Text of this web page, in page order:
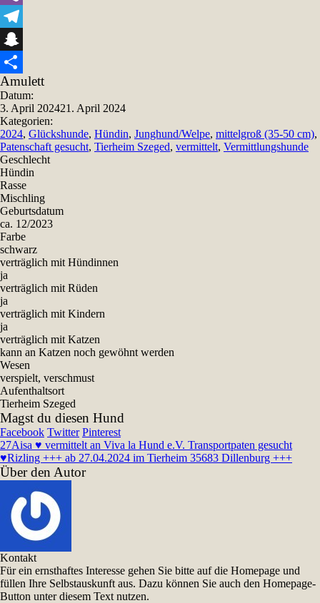
Viber
Telegram
Snapchat
Teilen
Amulett
Datum:
3. April 202421. April 2024
Kategorien:
2024, Glückshunde, Hündin, Junghund/Welpe, mittelgroß (35-50 cm),
Patenschaft gesucht, Tierheim Szeged, vermittelt, Vermittlungshunde
Geschlecht
Hündin
Rasse
Mischling
Geburtsdatum
ca. 12/2023
Farbe
schwarz
verträglich mit Hündinnen
ja
verträglich mit Rüden
ja
verträglich mit Kindern
ja
verträglich mit Katzen
kann an Katzen noch gewöhnt werden
Wesen
verspielt, verschmust
Aufenthaltsort
Tierheim Szeged
Magst du diesen Hund
Facebook Twitter Pinterest
27Aisa ♥ vermittelt an Viva la Hund e.V. Transportpaten gesucht
♥Rizling +++ ab 27.04.2024 im Tierheim 35683 Dillenburg +++
Über den Autor
Kontakt
Für ein ernsthaftes Interesse gehen Sie bitte auf die Homepage und
füllen Ihre Selbstauskunft aus. Dazu können Sie auch den Homepage-
Button unter diesem Text nutzen.